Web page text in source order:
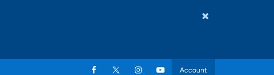
Account